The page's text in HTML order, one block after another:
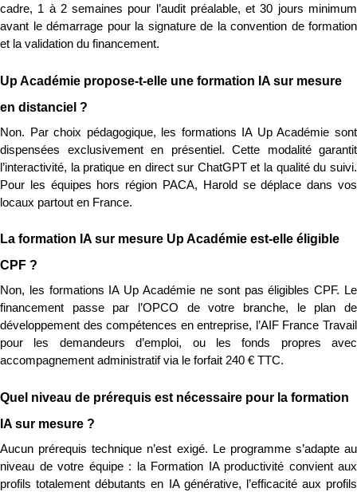
cadre, 1 à 2 semaines pour l’audit préalable, et 30 jours minimum
avant le démarrage pour la signature de la convention de formation
et la validation du financement.
Up Académie propose-t-elle une formation IA sur mesure
en distanciel ?
Non. Par choix pédagogique, les formations IA Up Académie sont
dispensées exclusivement en présentiel. Cette modalité garantit
l’interactivité, la pratique en direct sur ChatGPT et la qualité du suivi.
Pour les équipes hors région PACA, Harold se déplace dans vos
locaux partout en France.
La formation IA sur mesure Up Académie est-elle éligible
CPF ?
Non, les formations IA Up Académie ne sont pas éligibles CPF. Le
financement passe par l’OPCO de votre branche, le plan de
développement des compétences en entreprise, l’AIF France Travail
pour les demandeurs d’emploi, ou les fonds propres avec
accompagnement administratif via le forfait 240 € TTC.
Quel niveau de prérequis est nécessaire pour la formation
IA sur mesure ?
Aucun prérequis technique n’est exigé. Le programme s’adapte au
niveau de votre équipe : la Formation IA productivité convient aux
profils totalement débutants en IA générative, l’efficacité aux profils